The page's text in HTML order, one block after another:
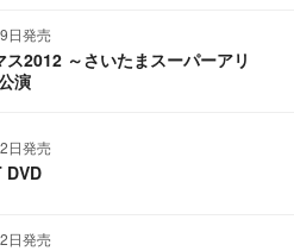
日発売
ス2012 ～さいたまスーパーアリ
演
日発売
DVD
日発売